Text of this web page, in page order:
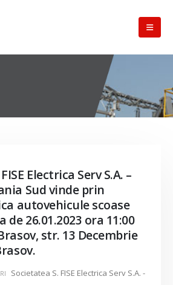
Electrica Serv S.A. –
Sud vinde prin
autovehicule scoase
de 26.01.2023 ora 11:00
str. 13 Decembrie
Societatea S. FISE Electrica Serv S.A. -